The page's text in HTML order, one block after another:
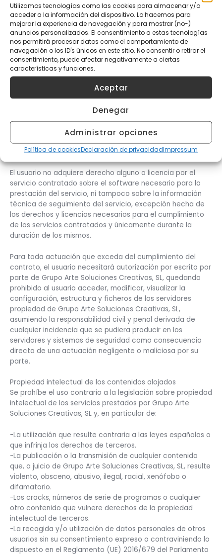
Utilizamos tecnologías como las cookies para almacenar y/o
acceder a la información del dispositivo. Lo hacemos para
mejorar la experiencia de navegación y para mostrar (no-)
anuncios personalizados. El consentimiento a estas tecnologías
nos permitirá procesar datos como el comportamiento de
navegación o los ID's únicos en este sitio. No consentir o retirar el
consentimiento, puede afectar negativamente a ciertas
características y funciones.
Aceptar
Denegar
Administrar opciones
Política de cookiesDeclaración de privacidadImpressum
No se permite la reproducción, publicación y/o uso no
estrictamente privado de los contenidos, totales o
parciales, del sitio web
https://artesolucionescreativas.comsin el consentimiento
previo y por escrito.
Propiedad intelectual del software
El usuario debe respetar los programas de terceros
puestos a su disposición por Grupo Arte Soluciones
Creativas, SL, aún siendo gratuitos y/o de disposición
Grupo Arte Soluciones Creativas, SL dispone de los
derechos de explotación y propiedad intelectual
necesarios del software.
El usuario no adquiere derecho alguno o licencia por el
servicio contratado sobre el software necesario para la
prestación del servicio, ni tampoco sobre la información
técnica de seguimiento del servicio, excepción hecha de
los derechos y licencias necesarios para el cumplimiento
de los servicios contratados y únicamente durante la
duración de los mismos.
Para toda actuación que exceda del cumplimiento del
contrato, el usuario necesitará autorización por escrito por
parte de Grupo Arte Soluciones Creativas, SL, quedando
prohibido al usuario acceder, modificar, visualizar la
configuración, estructura y ficheros de los servidores
propiedad de Grupo Arte Soluciones Creativas, SL,
asumiendo la responsabilidad civil y penal derivada de
cualquier incidencia que se pudiera producir en los
servidores y sistemas de seguridad como consecuencia
directa de una actuación negligente o maliciosa por su
parte.
Propiedad intelectual de los contenidos alojados
Se prohíbe el uso contrario a la legislación sobre propiedad
intelectual de los servicios prestados por Grupo Arte
Soluciones Creativas, SL y, en particular de:
-La utilización que resulte contraria a las leyes españolas o
que infrinja los derechos de terceros.
-La publicación o la transmisión de cualquier contenido
que, a juicio de Grupo Arte Soluciones Creativas, SL, resulte
violento, obsceno, abusivo, ilegal, racial, xenófobo o
difamatorio.
-Los cracks, números de serie de programas o cualquier
otro contenido que vulnere derechos de la propiedad
intelectual de terceros.
-La recogida y/o utilización de datos personales de otros
usuarios sin su consentimiento expreso o contraviniendo lo
dispuesto en el Reglamento (UE) 2016/679 del Parlamento